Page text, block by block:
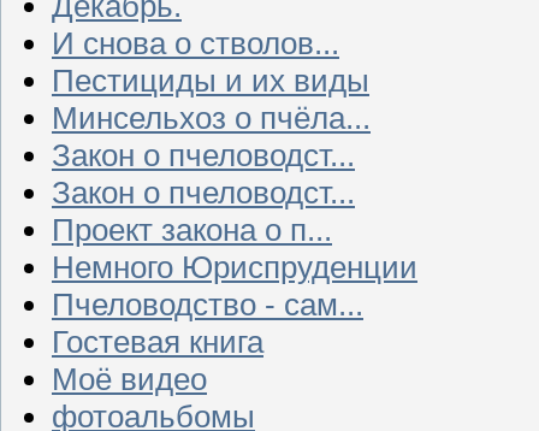
И снова о стволов...
Пестициды и их виды
Минсельхоз о пчёла...
Закон о пчеловодст...
Закон о пчеловодст...
Проект закона о п...
Немного Юриспруденции
Пчеловодство - сам...
Гостевая книга
Моё видео
фотоальбомы